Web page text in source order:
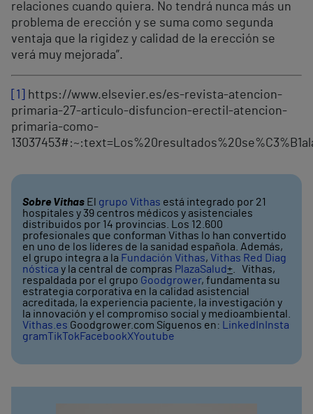
relaciones cuando quiera. No tendrá nunca más un
problema de erección y se suma como segunda
ventaja que la rigidez y calidad de la erección se
verá muy mejorada”.
[1]
https://www.elsevier.es/es-revista-atencion-
primaria-27-articulo-disfuncion-erectil-atencion-
primaria-como-
Sobre Vithas El grupo Vithas está integrado por 21
hospitales y 39 centros médicos y asistenciales
distribuidos por 14 provincias. Los 12.600
profesionales que conforman Vithas lo han convertido
en uno de los líderes de la sanidad española. Además,
el grupo integra a la Fundación Vithas, Vithas Red Diag
nóstica y la central de compras PlazaSalud+ . Vithas,
respaldada por el grupo Goodgrower, fundamenta su
estrategia corporativa en la calidad asistencial
acreditada, la experiencia paciente, la investigación y
la innovación y el compromiso social y medioambiental.
Vithas.es Goodgrower.com Síguenos en: LinkedIn Insta
gramTikTokFacebookXYoutube